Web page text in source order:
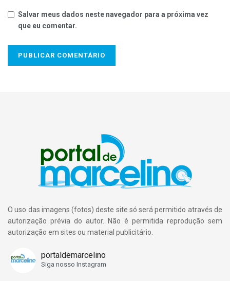
Salvar meus dados neste navegador para a próxima vez
que eu comentar.
O uso das imagens (fotos) deste site só será permitido através de
autorização prévia do autor. Não é permitida reprodução sem
autorização em sites ou material publicitário.
portaldemarcelino
Siga nosso Instagram